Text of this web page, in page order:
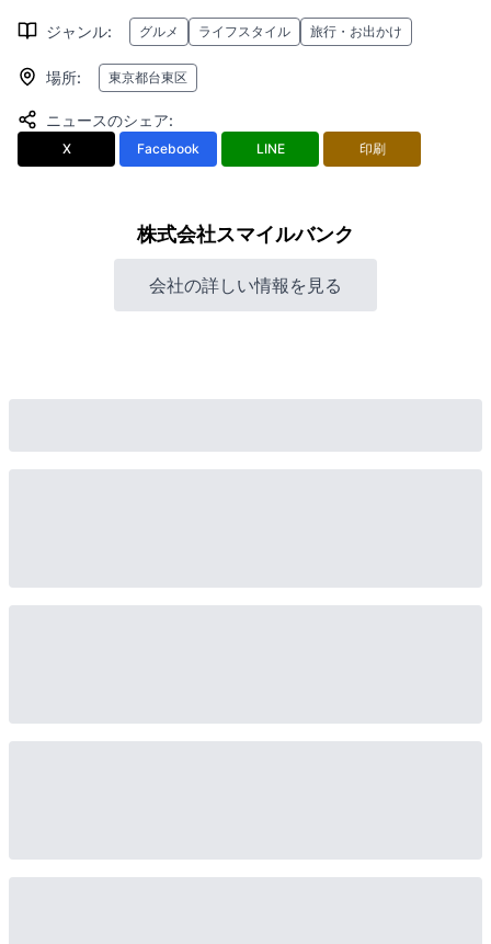
ジャンル: グルメ ライフスタイル 旅行・お出かけ
場所: 東京都台東区
ニュースのシェア:
X Facebook LINE 印刷
株式会社スマイルバンク
会社の詳しい情報を見る